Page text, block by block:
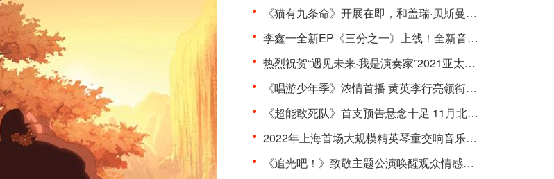
《猫有九条命》开展在即，和盖瑞·贝斯曼一起进入奇···
李鑫一全新EP《三分之一》上线！全新音乐曲风，寻求···
热烈祝贺“遇见未来·我是演奏家”2021亚太国际器乐···
《唱游少年季》浓情首播 黄英李行亮领衔开启“印象式···
《超能敢死队》首支预告悬念十足 11月北美上映引期待···
2022年上海首场大规模精英琴童交响音乐会在东方艺术···
《追光吧！》致敬主题公演唤醒观众情感共鸣 杨和苏周···